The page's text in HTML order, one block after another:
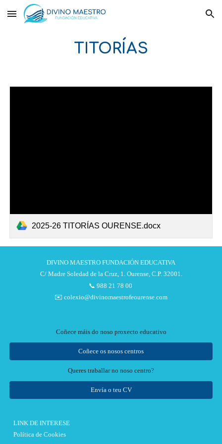
Skip to main content Skip to navigation
TITORÍAS
2025-26 TITORÍAS OURENSE.docx
DIVINO MAESTRO FUNDACIÓN EDUCATIVA
C/ Madre Soledad de la Cruz, 1. Ourense, C.P. 32001.
📞 988 21 78 00
✉️ colexio@divinomaestrofeourense.com
Coñece máis do noso proxecto educativo
Coñece os nosos centros
Queres traballar no noso centro?
Envía o teu CV
LINK DE INTERESE
Política de Cookies